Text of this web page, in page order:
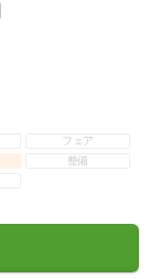
フェア
整備